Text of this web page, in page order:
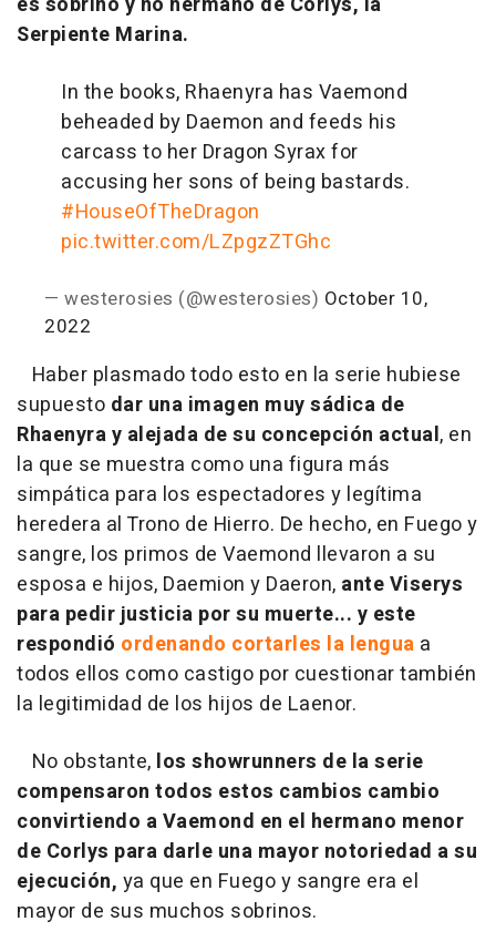
Serpiente Marina.
In the books, Rhaenyra has Vaemond
beheaded by Daemon and feeds his
carcass to her Dragon Syrax for
accusing her sons of being bastards.
#HouseOfTheDragon
pic.twitter.com/LZpgzZTGhc
— westerosies (@westerosies) October 10,
2022
Haber plasmado todo esto en la serie hubiese
supuesto dar una imagen muy sádica de
Rhaenyra y alejada de su concepción actual, en
la que se muestra como una figura más
simpática para los espectadores y legítima
heredera al Trono de Hierro. De hecho, en Fuego y
sangre, los primos de Vaemond llevaron a su
esposa e hijos, Daemion y Daeron, ante Viserys
para pedir justicia por su muerte... y este
respondió ordenando cortarles la lengua a
todos ellos como castigo por cuestionar también
la legitimidad de los hijos de Laenor.
No obstante, los showrunners de la serie
compensaron todos estos cambios cambio
convirtiendo a Vaemond en el hermano menor
de Corlys para darle una mayor notoriedad a su
ejecución, ya que en Fuego y sangre era el
mayor de sus muchos sobrinos.